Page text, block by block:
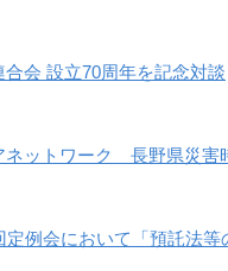
会 設立70周年を記念対談
ネットワーク 長野県災害
例会において「預託法